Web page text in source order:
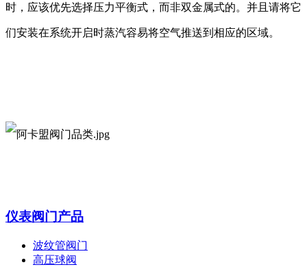
时，应该优先选择压力平衡式，而非双金属式的。并且请将它
们安装在系统开启时蒸汽容易将空气推送到 相应的区域。
仪表阀门产品
波纹管阀门
高压球阀